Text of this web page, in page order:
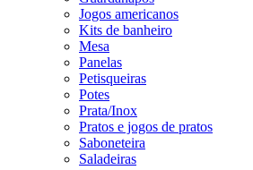
Jogos americanos
Kits de banheiro
Mesa
Panelas
Petisqueiras
Potes
Prata/Inox
Pratos e jogos de pratos
Saboneteira
Saladeiras